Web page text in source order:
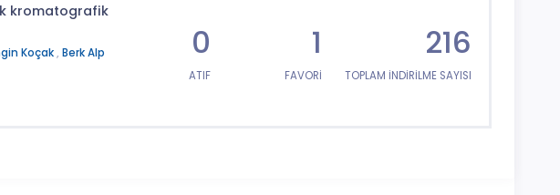
kromatografik
Koçak, Berk Alp
0
ATIF
1
FAVORİ
216
TOPLAM İNDİRİLME SAYISI